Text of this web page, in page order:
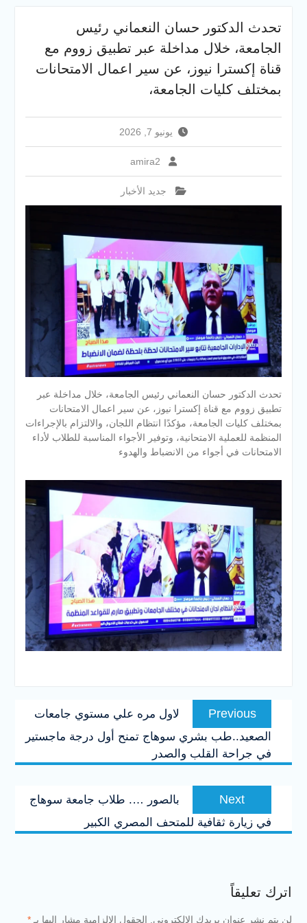
جامعة سوهاج تفتح أبوابها
لطلاب الثانوية العامة فى أولى
أيام المرحلة الأولى للتنسيق
الإلكتروني للقبول بالجامعات
2026
تحدث الدكتور حسان النعماني رئيس
الجامعة، خلال مداخلة عبر تطبيق زووم مع
قناة إكسترا نيوز، عن سير اعمال الامتحانات
بمختلف كليات الجامعة،
يونيو 7, 2026
amira2
جديد الأخبار
تحدث الدكتور حسان النعماني رئيس الجامعة، خلال مداخلة عبر
تطبيق زووم مع قناة إكسترا نيوز، عن سير اعمال الامتحانات
بمختلف كليات الجامعة، مؤكدًا انتظام اللجان، والالتزام بالإجراءات
المنظمة للعملية الامتحانية، وتوفير الأجواء المناسبة للطلاب لأداء
الامتحانات في أجواء من الانضباط والهدوء
تصفّح
المقالاتPrevious
Previous
post:
لاول مره علي مستوي جامعات
الصعيد..طب بشري سوهاج تمنح أول درجة ماجستير
في جراحة القلب والصدر
Next
Next
post:
بالصور …. طلاب جامعة سوهاج
في زيارة ثقافية للمتحف المصري الكبير
اترك تعليقاً
لن يتم نشر عنوان بريدك الإلكتروني. الحقول الإلزامية مشار إليها بـ *